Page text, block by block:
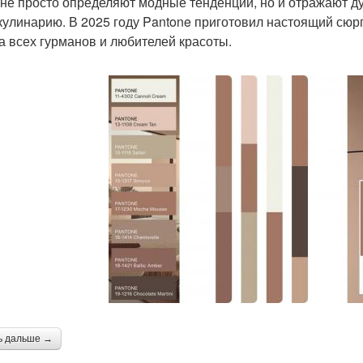
В 2025 году Pantone приготовил настоящий
всех гурманов и любителей красоты.
дальше →